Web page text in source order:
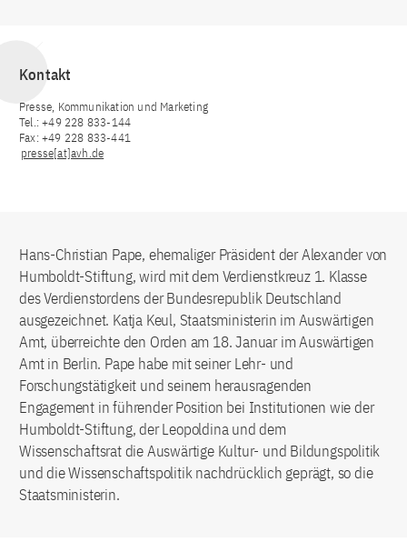
Kontakt
Presse, Kommunikation und Marketing
Tel.: +49 228 833-144
Fax: +49 228 833-441
presse[at]avh.de
Hans-Christian Pape, ehemaliger Präsident der Alexander von
Humboldt-Stiftung, wird mit dem Verdienstkreuz 1. Klasse
des Verdienstordens der Bundesrepublik Deutschland
ausgezeichnet. Katja Keul, Staatsministerin im Auswärtigen
Amt, überreichte den Orden am 18. Januar im Auswärtigen
Amt in Berlin. Pape habe mit seiner Lehr- und
Forschungstätigkeit und seinem herausragenden
Engagement in führender Position bei Institutionen wie der
Humboldt-Stiftung, der Leopoldina und dem
Wissenschaftsrat die Auswärtige Kultur- und Bildungspolitik
und die Wissenschaftspolitik nachdrücklich geprägt, so die
Staatsministerin.